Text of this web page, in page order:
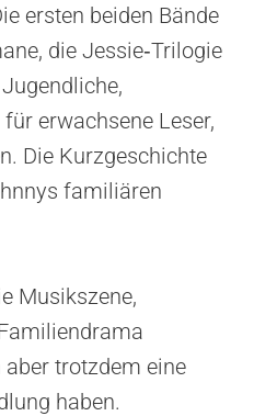
ersten beiden Bände
die Jessie‑Trilogie
erwachsene Leser,
Die Kurzgeschichte
familiären
Musikszene,
aber trotzdem eine
haben.